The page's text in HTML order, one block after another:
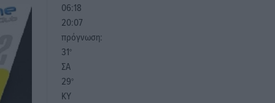
06:18
20:07
πρόγνωση:
31°
ΣΑ
29°
ΚΥ